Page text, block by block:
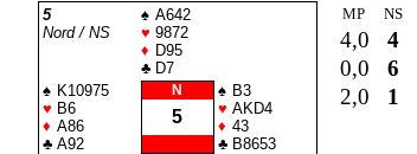
5
Nord / NS
♠ A642
♥ 9872
♦ D95
♣ D7
♠ K10975
♥ B6
♦ A86
♣ A92
N
5
♠ B3
♥ AKD4
♦ 43
♣ B8653
MP NS
4,0 4
0,0
6
2,0
1